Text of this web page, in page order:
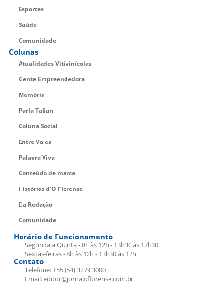
Esportes
Saúde
Comunidade
Colunas
Atualidades Vitivinícolas
Gente Empreendedora
Memória
Parla Talian
Coluna Social
Entre Vales
Palavra Viva
Conteúdo de marca
Histórias d’O Florense
Da Redação
Comunidade
Horário de Funcionamento
Segunda a Quinta - 8h às 12h - 13h30 às 17h30
Sextas-feiras - 8h às 12h - 13h30 às 17h
Contato
Telefone: +55 (54) 3279.3000
Email: editor@jornaloflorense.com.br